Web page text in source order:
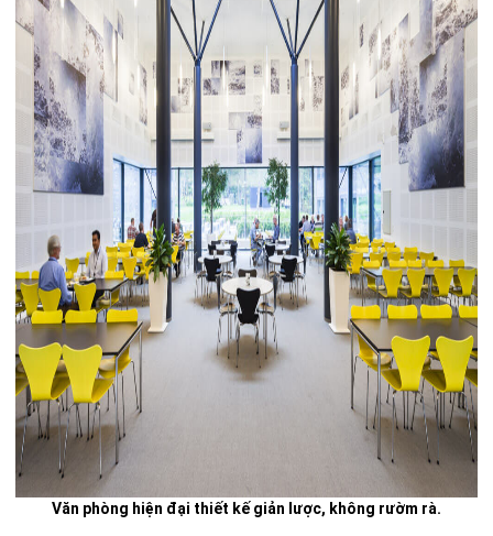
Văn phòng hiện đại thiết kế giản lược, không rườm rà.